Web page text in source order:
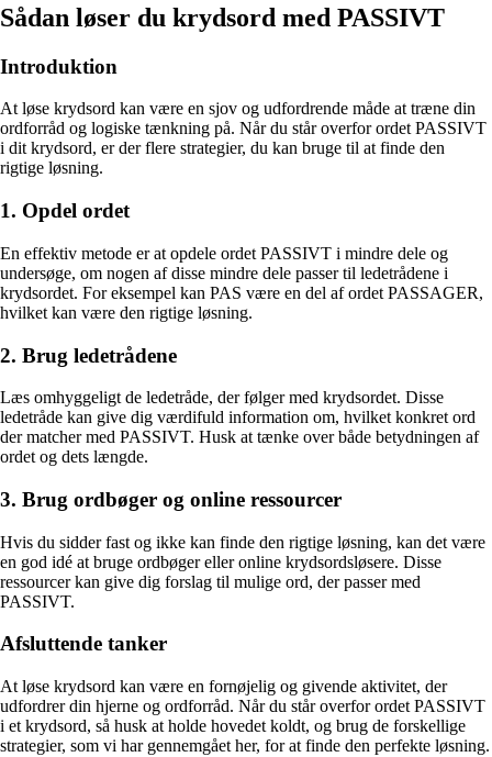
Sådan løser du krydsord med PASSIVT
Introduktion
At løse krydsord kan være en sjov og udfordrende måde at træne din
ordforråd og logiske tænkning på. Når du står overfor ordet PASSIVT
i dit krydsord, er der flere strategier, du kan bruge til at finde den
rigtige løsning.
1. Opdel ordet
En effektiv metode er at opdele ordet PASSIVT i mindre dele og
undersøge, om nogen af disse mindre dele passer til ledetrådene i
krydsordet. For eksempel kan PAS være en del af ordet PASSAGER,
hvilket kan være den rigtige løsning.
2. Brug ledetrådene
Læs omhyggeligt de ledetråde, der følger med krydsordet. Disse
ledetråde kan give dig værdifuld information om, hvilket konkret ord
der matcher med PASSIVT. Husk at tænke over både betydningen af
ordet og dets længde.
3. Brug ordbøger og online ressourcer
Hvis du sidder fast og ikke kan finde den rigtige løsning, kan det være
en god idé at bruge ordbøger eller online krydsordsløsere. Disse
ressourcer kan give dig forslag til mulige ord, der passer med
PASSIVT.
Afsluttende tanker
At løse krydsord kan være en fornøjelig og givende aktivitet, der
udfordrer din hjerne og ordforråd. Når du står overfor ordet PASSIVT
i et krydsord, så husk at holde hovedet koldt, og brug de forskellige
strategier, som vi har gennemgået her, for at finde den perfekte løsning.